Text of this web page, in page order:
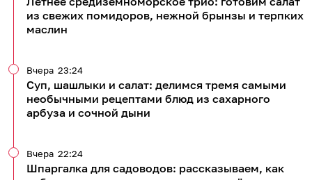
из свежих помидоров, нежной брынзы и терпких
маслин
Суп, шашлыки и салат: делимся тремя самыми
необычными рецептами блюд из сахарного
арбуза и сочной дыни
Вчера 23:24
Шпаргалка для садоводов: рассказываем, как
Вчера 22:24